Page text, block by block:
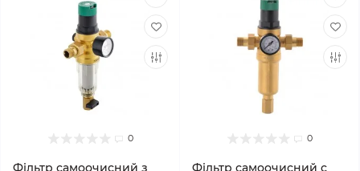
0
Фільтр самоочисний з
0
Фільтр самоочисний с